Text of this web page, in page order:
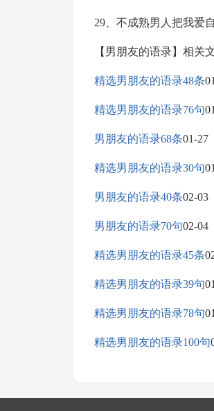
29、不成熟男人把我爱
【男朋友的语录】相关
精选男朋友的语录48条
精选男朋友的语录76句
男朋友的语录68条01-27
精选男朋友的语录30句
男朋友的语录40条02-03
男朋友的语录70句02-04
精选男朋友的语录45条
精选男朋友的语录39句
精选男朋友的语录78句
精选男朋友的语录100句